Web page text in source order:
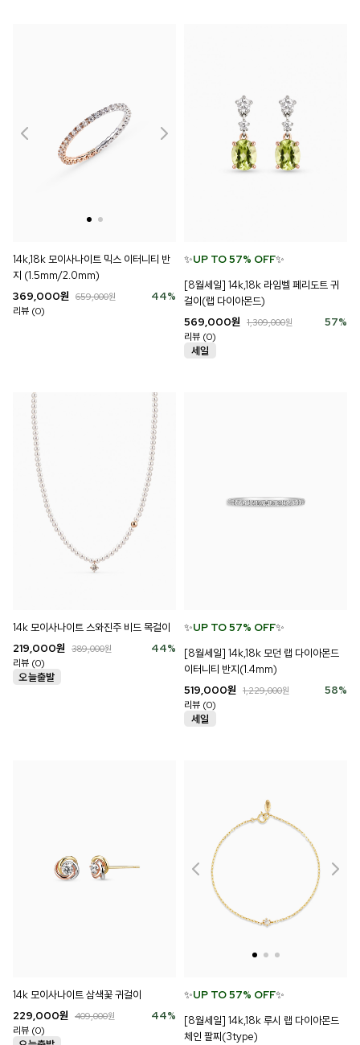
14k,18k 모이사나이트 믹스 이터니티 반
지 (1.5mm/2.0mm)
44%
369,000원 659,000원
리뷰 (0)
✨UP TO 57% OFF✨
[8월세일] 14k,18k 라임벨 페리도트 귀
걸이(랩 다이아몬드)
57%
569,000원 1,309,000원
리뷰 (0)
14k 모이사나이트 스와진주 비드 목걸이
44%
219,000원 389,000원
리뷰 (0)
✨UP TO 57% OFF✨
[8월세일] 14k,18k 모던 랩 다이아몬드
이터니티 반지(1.4mm)
58%
519,000원 1,229,000원
리뷰 (0)
14k 모이사나이트 삼색꽃 귀걸이
44%
229,000원 409,000원
리뷰 (0)
✨UP TO 57% OFF✨
[8월세일] 14k,18k 루시 랩 다이아몬드
체인 팔찌(3type)